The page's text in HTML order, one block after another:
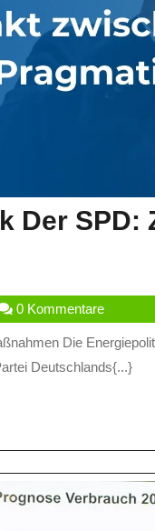
Der SPD:
0 Kommentare
Deutschlands{...}